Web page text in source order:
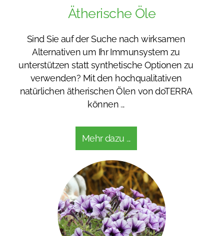
Ätherische Öle
Sind Sie auf der Suche nach wirksamen
Alternativen um Ihr Immunsystem zu
unterstützen statt synthetische Optionen zu
verwenden? Mit den hochqualitativen
natürlichen ätherischen Ölen von doTERRA
können ...
Mehr dazu ...